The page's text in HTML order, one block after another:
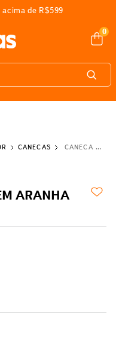
acima de R$599
0
CANECAS CANECA MARVEL HOMEM ARANHA HERO
ARANHA